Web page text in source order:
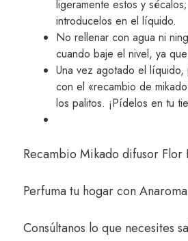
ligeramente estos y
introducelos en el líquido.
No rellenar con agua ni
cuando baje el nivel, ya
Una vez agotado el líquido,
con el «recambio de
los palitos. ¡Pídelos en tu
Recambio Mikado difusor Flor
Perfuma tu hogar con
Consúltanos lo que necesites